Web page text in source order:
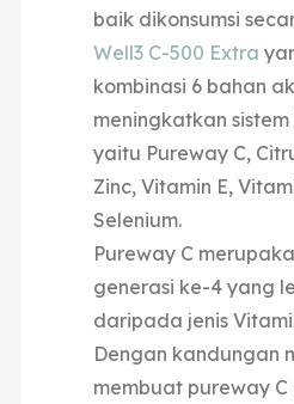
baik dikonsumsi
Well3 C-500 Extra
kombinasi 6 bahan
meningkatkan
yaitu Pureway C,
Zinc, Vitamin E,
Selenium.
Pureway C
generasi ke-4 yang
daripada jenis
Dengan kandungan
membuat pureway